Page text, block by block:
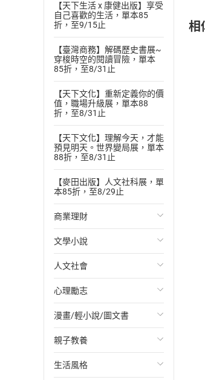
【天下生活 x 康健出版】享受
自己喜歡的生活，單本85
折，至9/15止
【臺灣商務】解碼歷史書展~
穿梭時空的閱讀冒險，單本
85折，至8/31止
【天下文化】重新定義你的價
值，職場升級展，單本88
折，至8/31止
【天下文化】理解今天，才能
預見明天。世界變局展，單本
88折，至8/31止
【麥田出版】人文社科展，單
本85折，至8/29止
商業理財
投資理財
經濟/趨勢
財務/金融
管理/領導
職場工作術
成功法
文學小說
歐美文學
日本文學
韓國文學
華文文學
經典文學
人文社會
國際關係
政治
社會科學
台灣/中國歷史
心理勵志
心靈成長/情緒
人際關係
兩性關係
漫畫/輕小說/圖文書
輕小說
奇幻/科幻
親子教養
教育現場
生活風格
相